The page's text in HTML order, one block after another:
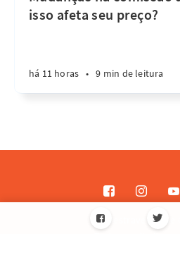
isso afeta seu preço?
há 11 horas • 9 min de leitura
Destrave Escale